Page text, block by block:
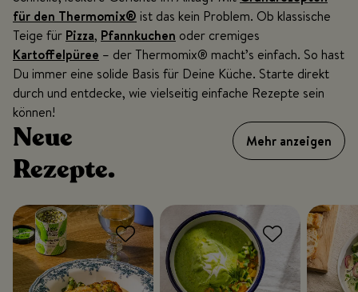
für den Thermomix® ist das kein Problem. Ob klassische
Teige für Pizza, Pfannkuchen oder cremiges
Kartoffelpüree – der Thermomix® macht’s einfach. So hast
Du immer eine solide Basis für Deine Küche. Starte direkt
durch und entdecke, wie vielseitig einfache Rezepte sein
können!
Neue
Rezepte.
Mehr anzeigen